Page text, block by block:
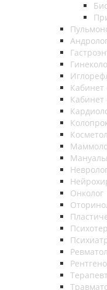
Кабинет
Онколог
Терапевт